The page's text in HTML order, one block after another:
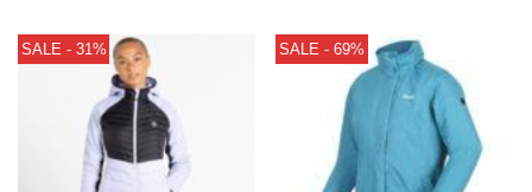
SALE - 31% SALE - 69%